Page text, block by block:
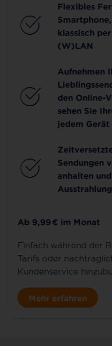
Flexibles
klassisch
(W)LAN
Aufnehmen
den Online-
sehen Sie
jedem Gerät
Sendungen
anhalten
Ab 9,99 € im Monat
Einfach während der
Tarifs oder
Kundenservice
Mehr erfahren